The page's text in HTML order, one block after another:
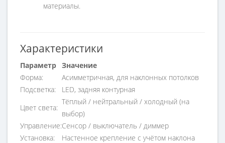
материалы.
Характеристики
Параметр Значение
Форма:
Асимметричная, для наклонных потолков
Подсветка:
LED, задняя контурная
Цвет света:
Тёплый / нейтральный / холодный (на
выбор)
Управление:Сенсор / выключатель / диммер
Установка:
Настенное крепление с учётом наклона